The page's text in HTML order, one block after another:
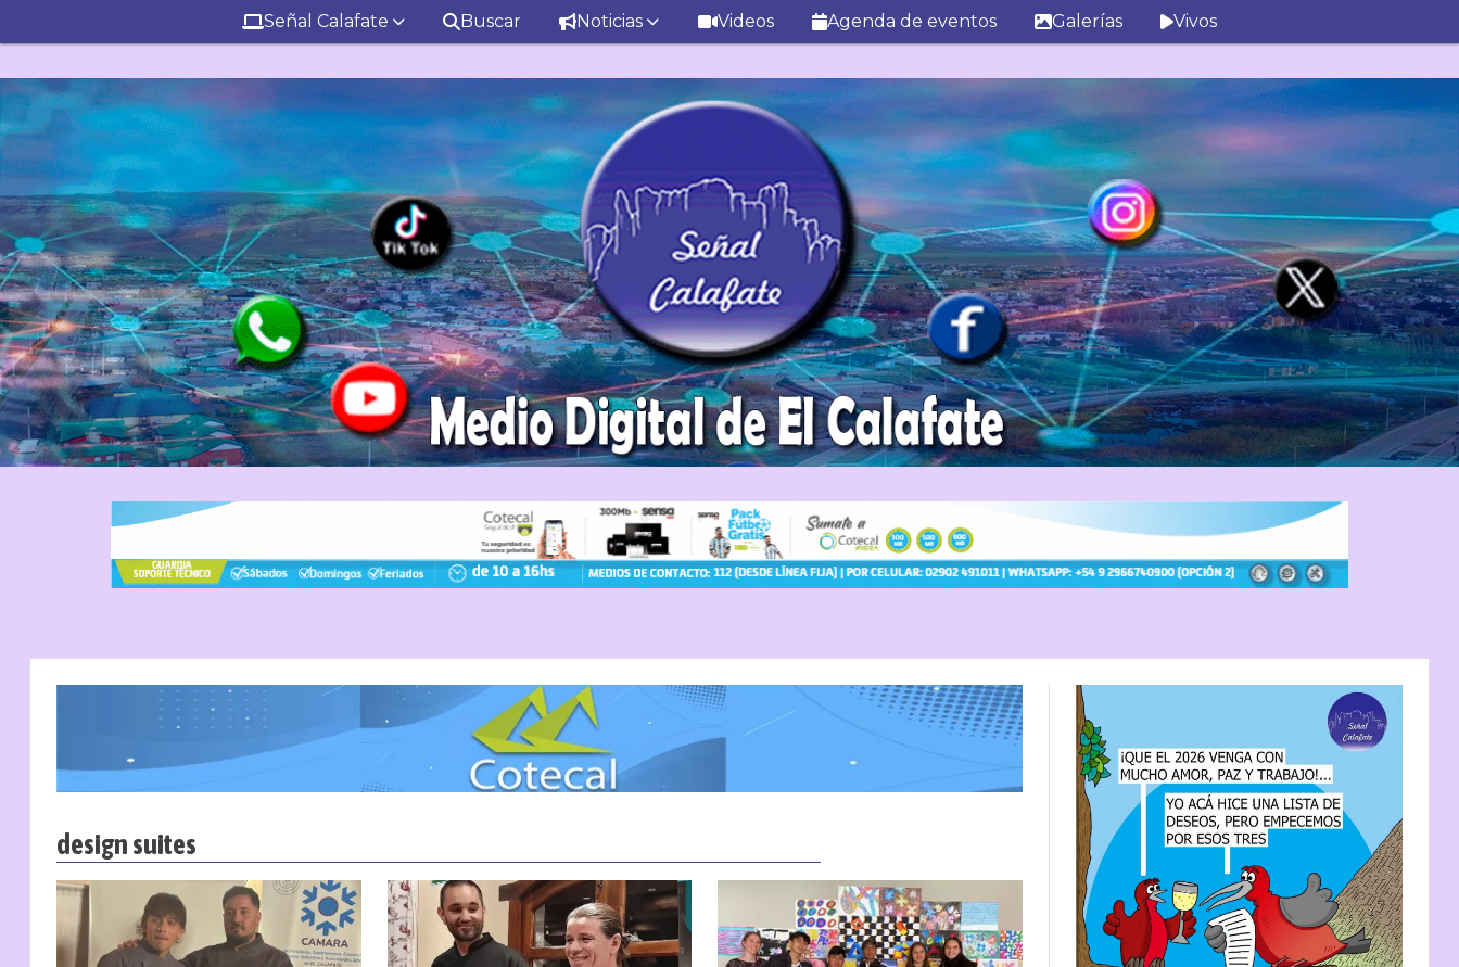
Señal Calafate Buscar Noticias Videos Agenda de eventos Galerías Vivos
design suites